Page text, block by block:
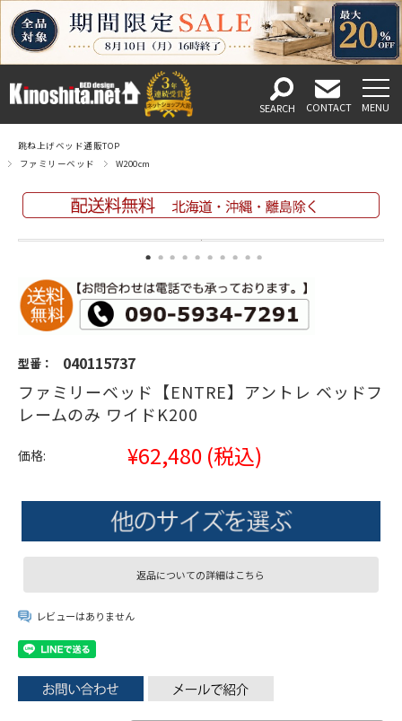
跳ね上げベッド通販TOP
ファミリーベッド
W200cm
型番： 040115737
ファミリーベッド【ENTRE】アントレ ベッドフ
レームのみ ワイドK200
価格: ¥62,480 (税込)
返品についての詳細はこちら
レビューはありません